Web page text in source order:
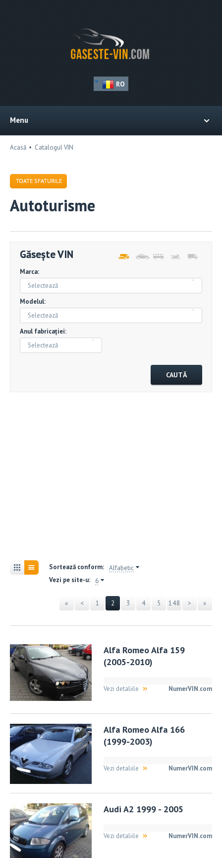
RO
Menu
Acasă Catalogul VIN
TOATE SFATURILE
Autoturisme
Găsește VIN
Marca:
Selectează
Modelul:
Selectează
Anul fabricației:
Selectează
Sortează conform: Alfabetic
Vezi pe site-u:
6
« < 1 2 3 4 5 148 > »
Alfa Romeo Alfa 159
(2005-2010)
NumerVIN.com
Vezi detaliile
Alfa Romeo Alfa 166
(1999-2003)
NumerVIN.com
Vezi detaliile
Audi A2 1999 - 2005
NumerVIN.com
Vezi detaliile